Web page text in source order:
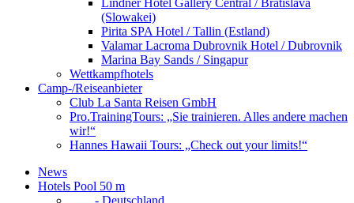
(Slowakei)
Pirita SPA Hotel / Tallin (Estland)
Valamar Lacroma Dubrovnik Hotel / Dubrovnik
Marina Bay Sands / Singapur
Wettkampfhotels
Camp-/Reiseanbieter
Club La Santa Reisen GmbH
Pro.TrainingTours: „Sie trainieren. Alles andere machen
wir!“
Hannes Hawaii Tours: „Check out your limits!“
News
Hotels Pool 50 m
- Deutschland